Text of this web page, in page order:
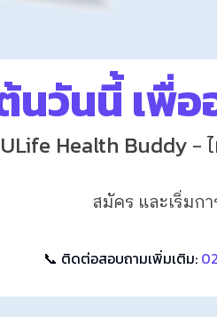
นวันนี้ เพื่
ULife Health Buddy -
สมัคร และเริ่มก
📞 ติดต่อสอบถามเพิ่มเติม: